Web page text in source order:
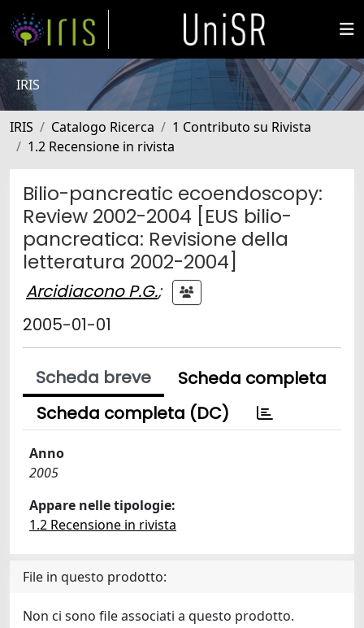
IRIS
IRIS Catalogo Ricerca
1 Contributo su Rivista
1.2 Recensione in rivista
Bilio-pancreatic ecoendoscopy:
Review 2002-2004 [EUS bilio-
pancreatica: Revisione della
letteratura 2002-2004]
Arcidiacono P.G.;
2005-01-01
Scheda breve
Scheda completa
Scheda completa (DC)
Anno
2005
Appare nelle tipologie:
1.2 Recensione in rivista
File in questo prodotto:
Non ci sono file associati a questo prodotto.